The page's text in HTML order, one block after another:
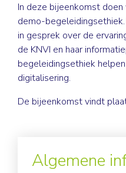
In deze bijeenkomst
demo-
in gesprek over de
de KNVI en haar
begeleidingsethiek
digitalisering.
De bijeenkomst vindt
Algemene